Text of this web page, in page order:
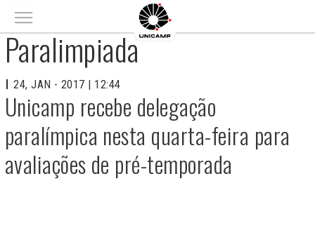
Main menu
Paralimpiada
24, JAN - 2017 | 12:44
Unicamp recebe delegação
paralímpica nesta quarta-feira para
avaliações de pré-temporada